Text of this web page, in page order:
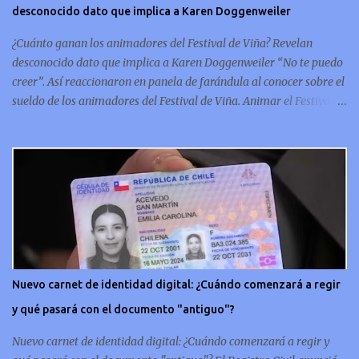
conmemorativo La moneda chilena de 20 centavos es
conmemorativa, sí, como lo lees, celebra un capítulo importante en
la hi...
desconocido dato que implica a Karen Doggenweiler
¿Cuánto ganan los animadores del Festival de Viña? Revelan
desconocido dato que implica a Karen Doggenweiler “No te puedo
creer”. Así reaccionaron en panela de farándula al conocer sobre el
sueldo de los animadores del Festival de Viña. Animar el Festival
debería ser acorde. ¿Cuánto ganará Karen Doggenweiler y su
acompañante? Según se conoce hasta ahora, los animadores del
Festival de Viña del Mar no reciben un sueldo por su rol en el
evento. Al menos no un monto extra al que venían percibirndo por
contrato con su canal empleador. “A la Karen no le pagan, no le
pagan aparte. Hace rato que no pagan”, confirmó la periodista de
espectáculos, Cecilia Gutiérrez, en el programa Hay Que Decirlo
(Canal 13). “A mí la Tonka (Tomicic) me dijo que a ellos no le
pagaban”, complementó Willy Sabor. Nacho Gutiérrez aportó que,
Nuevo carnet de identidad digital: ¿Cuándo comenzará a regir
y qué pasará con el documento "antiguo"?
Nuevo carnet de identidad digital: ¿Cuándo comenzará a regir y